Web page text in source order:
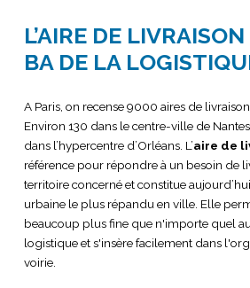
L’AIRE DE
BA DE LA
A Paris, on recense 9000 aires de
Environ 130 dans le centre-ville de
dans l’hypercentre d’Orléans. L’aire de
référence pour répondre à un besoin de
territoire concerné et constitue
urbaine le plus répandu en ville. Elle
beaucoup plus fine que n'importe quel
logistique et s'insère facilement dans
voirie.